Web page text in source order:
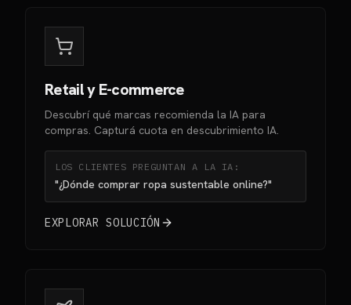
Retail y E-commerce
Descubrí qué marcas recomienda la IA para
compras. Capturá cuota en descubrimiento IA.
LOS CLIENTES PREGUNTAN A LA IA:
"¿Dónde comprar ropa sustentable online?"
EXPLORAR SOLUCIÓN